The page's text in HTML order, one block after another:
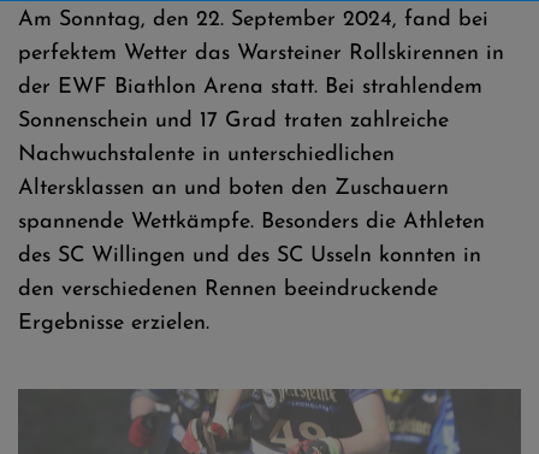
Am Sonntag, den 22. September 2024, fand bei
perfektem Wetter das Warsteiner Rollskirennen in
der EWF Biathlon Arena statt. Bei strahlendem
Sonnenschein und 17 Grad traten zahlreiche
Nachwuchstalente in unterschiedlichen
Altersklassen an und boten den Zuschauern
spannende Wettkämpfe. Besonders die Athleten
des SC Willingen und des SC Usseln konnten in
den verschiedenen Rennen beeindruckende
Ergebnisse erzielen.